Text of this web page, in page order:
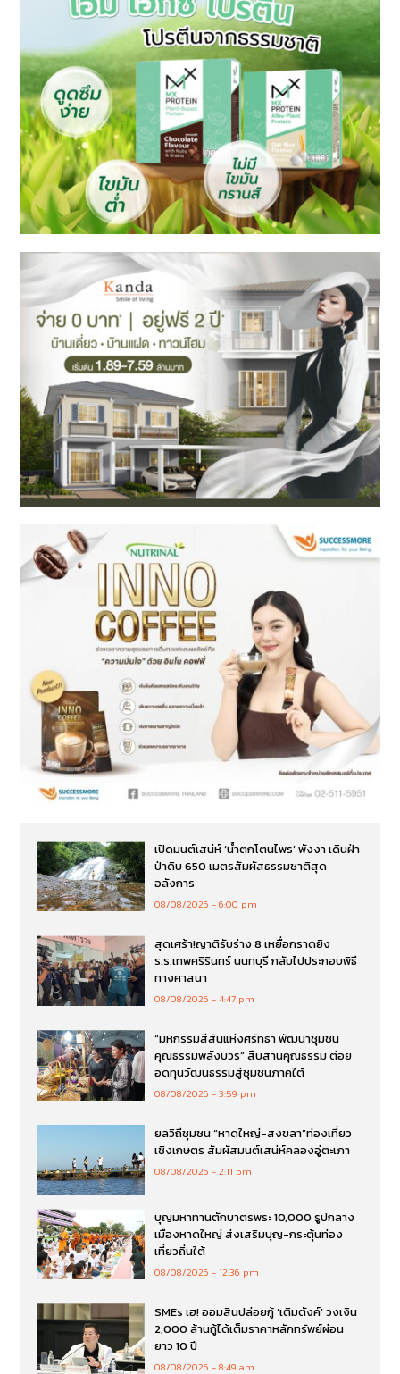
เปิดมนต์เสน่ห์ ‘น้ำตกโตนไพร’ พังงา เดินฝ่า
ป่าดิบ 650 เมตรสัมผัสธรรมชาติสุด
อลังการ
08/08/2026 6:00 pm
สุดเศร้า!ญาติรับร่าง 8 เหยื่อกราดยิง
ร.ร.เทพศริรินทร์ นนทบุรี กลับไปประกอบพิธี
ทางศาสนา
08/08/2026 4:47 pm
“มหกรรมสีสันแห่งศรัทธา พัฒนาชุมชน
คุณธรรมพลังบวร” สืบสานคุณธรรม ต่อย
อดทุนวัฒนธรรมสู่ชุมชนภาคใต้
08/08/2026 3:59 pm
ยลวิถีชุมชน “หาดใหญ่-สงขลา”ท่องเที่ยว
เชิงเกษตร สัมผัสมนต์เสน่ห์คลองอู่ตะเภา
08/08/2026 2:11 pm
บุญมหาทานตักบาตรพระ 10,000 รูปกลาง
เมืองหาดใหญ่ ส่งเสริมบุญ-กระตุ้นท่อง
เที่ยวถิ่นใต้
08/08/2026 12:36 pm
SMEs เฮ! ออมสินปล่อยกู้ ‘เติมตังค์’ วงเงิน
2,000 ล้านกู้ได้เต็มราคาหลักทรัพย์ผ่อน
ยาว 10 ปี
08/08/2026 8:49 am